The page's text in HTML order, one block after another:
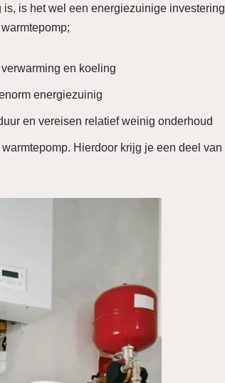
is het wel een energiezuinige investering
en koeling
energiezuinig
en vereisen relatief weinig onderhoud
Hierdoor krijg je een deel van